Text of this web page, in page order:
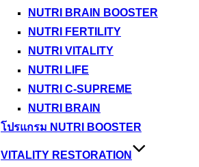
NUTRI BRAIN BOOSTER
NUTRI FERTILITY
NUTRI VITALITY
NUTRI LIFE
NUTRI C-SUPREME
NUTRI BRAIN
โปรแกรม NUTRI BOOSTER
VITALITY RESTORATION